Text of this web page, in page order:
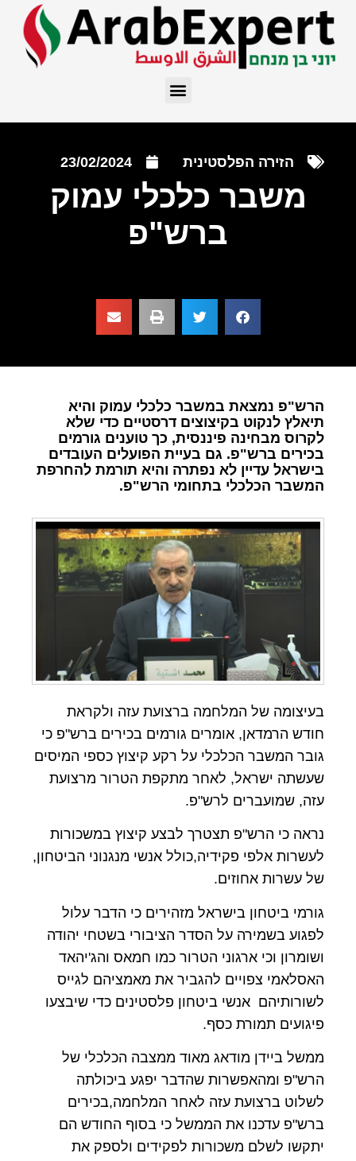
הזירה הפלסטינית 23/02/2024
משבר כלכלי עמוק
ברש"פ
הרש"פ נמצאת במשבר כלכלי עמוק והיא
תיאלץ לנקוט בקיצוצים דרסטיים כדי שלא
לקרוס מבחינה פיננסית, כך טוענים גורמים
בכירים ברש"פ. גם בעיית הפועלים העובדים
בישראל עדיין לא נפתרה והיא תורמת להחרפת
המשבר הכלכלי בתחומי הרש"פ.
בעיצומה של המלחמה ברצועת עזה ולקראת
חודש הרמדאן, אומרים גורמים בכירים ברש"פ כי
גובר המשבר הכלכלי על רקע קיצוץ כספי המיסים
שעשתה ישראל, לאחר מתקפת הטרור מרצועת
עזה, שמועברים לרש"פ.
נראה כי הרש"פ תצטרך לבצע קיצוץ במשכורות
לעשרות אלפי פקידיה,כולל אנשי מנגנוני הביטחון,
של עשרות אחוזים.
גורמי ביטחון בישראל מזהירים כי הדבר עלול
לפגוע בשמירה על הסדר הציבורי בשטחי יהודה
ושומרון וכי ארגוני הטרור כמו חמאס והג'יהאד
האסלאמי צפויים להגביר את מאמציהם לגייס
לשורותיהם אנשי ביטחון פלסטינים כדי שיבצעו
פיגועים תמורת כסף.
ממשל ביידן מודאג מאוד ממצבה הכלכלי של
הרש"פ ומהאפשרות שהדבר יפגע ביכולתה
לשלוט ברצועת עזה לאחר המלחמה,בכירים
ברש"פ עדכנו את הממשל כי בסוף החודש הם
יתקשו לשלם משכורות לפקידים ולספק את